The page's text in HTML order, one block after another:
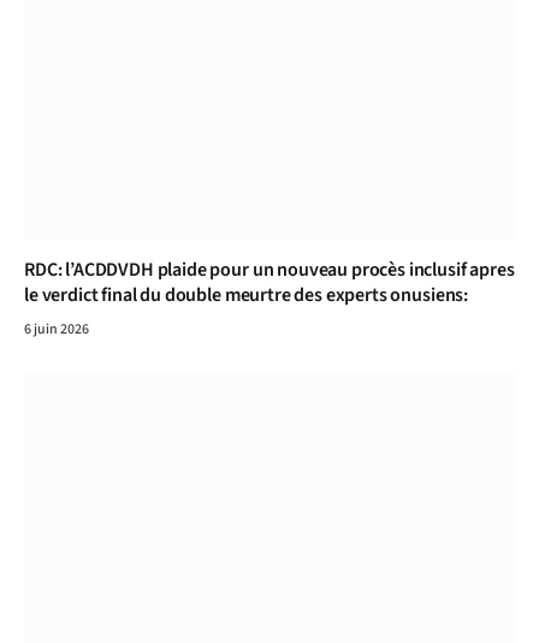
RDC: l’ACDDVDH plaide pour un nouveau procès inclusif apres
le verdict final du double meurtre des experts onusiens:
6 juin 2026